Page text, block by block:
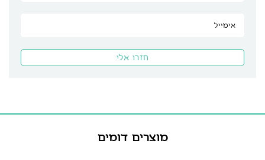
מוצרים דומים